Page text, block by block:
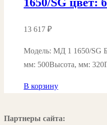
1650/SG цвет:
13 617 ₽
Модель: МД 1 1650/SG
мм: 500Высота, мм:
В корзину
Партнеры сайта: